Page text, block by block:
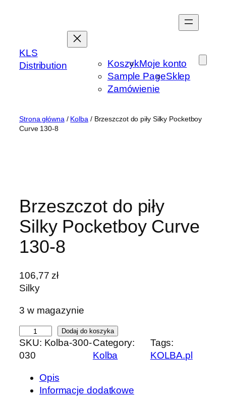
KLS
Distribution
KoszykMoje konto
Sample PageSklep
Zamówienie
Strona główna / Kolba / Brzeszczot do piły Silky Pocketboy
Curve 130-8
Brzeszczot do piły
Silky Pocketboy Curve
130-8
106,77zł
Silky
3 w magazynie
l
o
Dodaj do koszyka
SKU: Kolba-300-
030
Category:
Kolba
Tags:
KOLBA.pl
Opis
Informacje dodatkowe